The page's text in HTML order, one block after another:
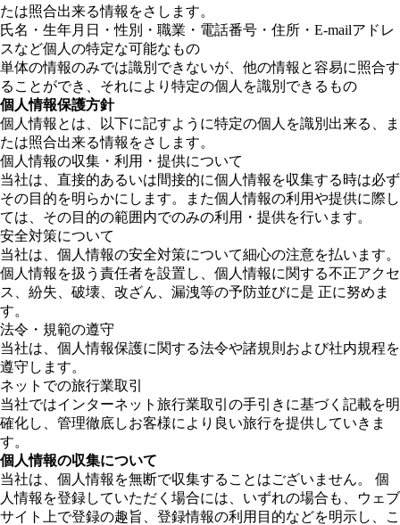
たは照合出来る情報をさします。
氏名・生年月日・性別・職業・電話番号・住所・E-mailアドレ
スなど個人の特定な可能なもの
単体の情報のみでは識別できないが、他の情報と容易に照合す
ることができ、それにより特定の個人を識別できるもの
個人情報保護方針
個人情報とは、以下に記すように特定の個人を識別出来る、ま
たは照合出来る情報をさします。
個人情報の収集・利用・提供について
当社は、直接的あるいは間接的に個人情報を収集する時は必ず
その目的を明らかにします。また個人情報の利用や提供に際し
ては、その目的の範囲内でのみの利用・提供を行います。
安全対策について
当社は、個人情報の安全対策について細心の注意を払います。
個人情報を扱う責任者を設置し、個人情報に関する不正アクセ
ス、紛失、破壊、改ざん、漏洩等の予防並びに是 正に努めま
す。
法令・規範の遵守
当社は、個人情報保護に関する法令や諸規則および社内規程を
遵守します。
ネットでの旅行業取引
当社ではインターネット旅行業取引の手引きに基づく記載を明
確化し、管理徹底しお客様により良い旅行を提供していきま
す。
個人情報の収集について
当社は、個人情報を無断で収集することはございません。 個
人情報を登録していただく場合には、いずれの場合も、ウェブ
サイト上で登録の趣旨、登録情報の利用目的などを明示し、こ